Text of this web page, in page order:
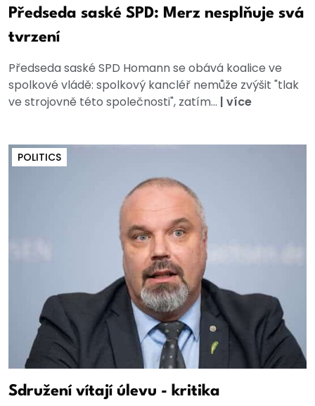
Předseda saské SPD: Merz nesplňuje svá
tvrzení
Předseda saské SPD Homann se obává koalice ve
spolkové vládě: spolkový kancléř nemůže zvýšit "tlak
ve strojovně této společnosti", zatím... | více
POLITICS
Sdružení vítají úlevu - kritika